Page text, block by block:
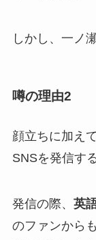
しかし、一ノ
噂の理由2
顔立ちに加え
SNSを発信す
発信の際、 英
のファンから